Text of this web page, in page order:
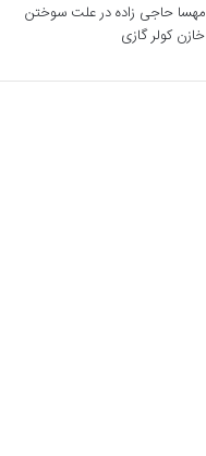
مهسا حاجی زادهدرعلت سوختن
خازن کولر گازی